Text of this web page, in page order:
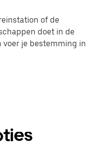
of de
doet in de
voer je bestemming in